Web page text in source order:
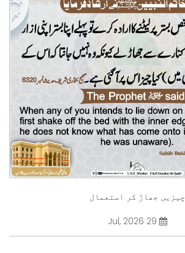
چیزیں جھاڑ کر استعمال